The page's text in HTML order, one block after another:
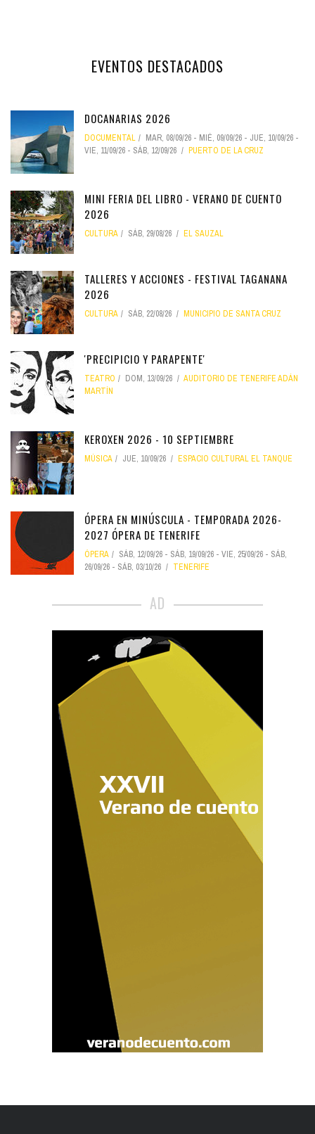
EVENTOS DESTACADOS
DOCANARIAS 2026
DOCUMENTAL MAR, 08/09/26 - MIÉ, 09/09/26 - JUE, 10/09/26 -
VIE, 11/09/26 - SÁB, 12/09/26 PUERTO DE LA CRUZ
MINI FERIA DEL LIBRO - VERANO DE CUENTO
2026
CULTURA SÁB, 29/08/26 EL SAUZAL
TALLERES Y ACCIONES - FESTIVAL TAGANANA
2026
CULTURA SÁB, 22/08/26 MUNICIPIO DE SANTA CRUZ
'PRECIPICIO Y PARAPENTE'
TEATRO DOM, 13/09/26
AUDITORIO DE TENERIFE ADÁN
MARTÍN
KEROXEN 2026 - 10 SEPTIEMBRE
MÚSICA JUE, 10/09/26 ESPACIO CULTURAL EL TANQUE
ÓPERA EN MINÚSCULA - TEMPORADA 2026-
2027 ÓPERA DE TENERIFE
ÓPERA SÁB, 12/09/26 - SÁB, 19/09/26 - VIE, 25/09/26 - SÁB,
26/09/26 - SÁB, 03/10/26 TENERIFE
AD